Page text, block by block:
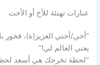
عبارات تهنئة للأخ أو الأخت
“أخي/أختي العزيز(ة)، فخور
يعني العالم لي!”
“لحظة تخرجك هي أسعد